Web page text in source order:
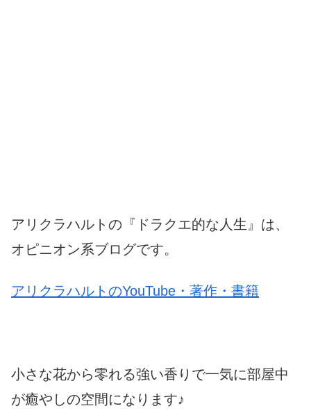
アリクラハルトの『ドラクエ的な人生』は、
オピニオン系ブログです。
アリクラハルトのYouTube・著作・書籍
小さな花から零れる強い香りで一気に部屋中
が癒やしの空間になります♪